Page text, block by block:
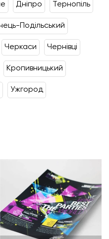
Дніпро Тернопіль
Подільський
Черкаcи Чернівці
Кропивницький
Ужгород